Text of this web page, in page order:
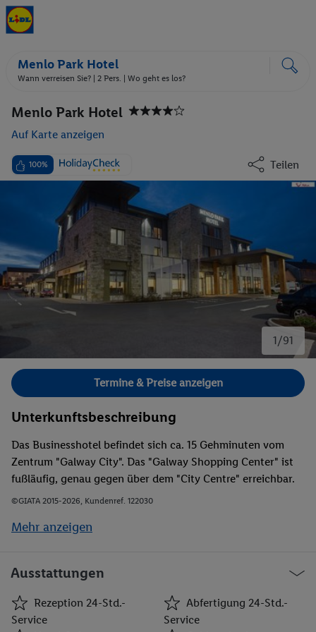
Menlo Park Hotel
Wann verreisen Sie? | 2 Pers. | Wo geht es los?
Menlo Park Hotel
Auf Karte anzeigen
100% Teilen
1/91
Bild 1 von 91.
Termine & Preise anzeigen
Unterkunftsbeschreibung
Das Businesshotel befindet sich ca. 15 Gehminuten vom
Zentrum "Galway City". Das "Galway Shopping Center" ist
fußläufig, genau gegen über dem "City Centre" erreichbar.
Lokale Busunternehmen halten direkt vor der Eingangstüre
in ungefähr 5 km erreichbar. Der Flughafen von Shannon
©GIATA 2015-2026, Kundenref. 122030
Mehr anzeigen
Ausstattungen
Rezeption 24-Std.-
Service
Abfertigung 24-Std.-
Service